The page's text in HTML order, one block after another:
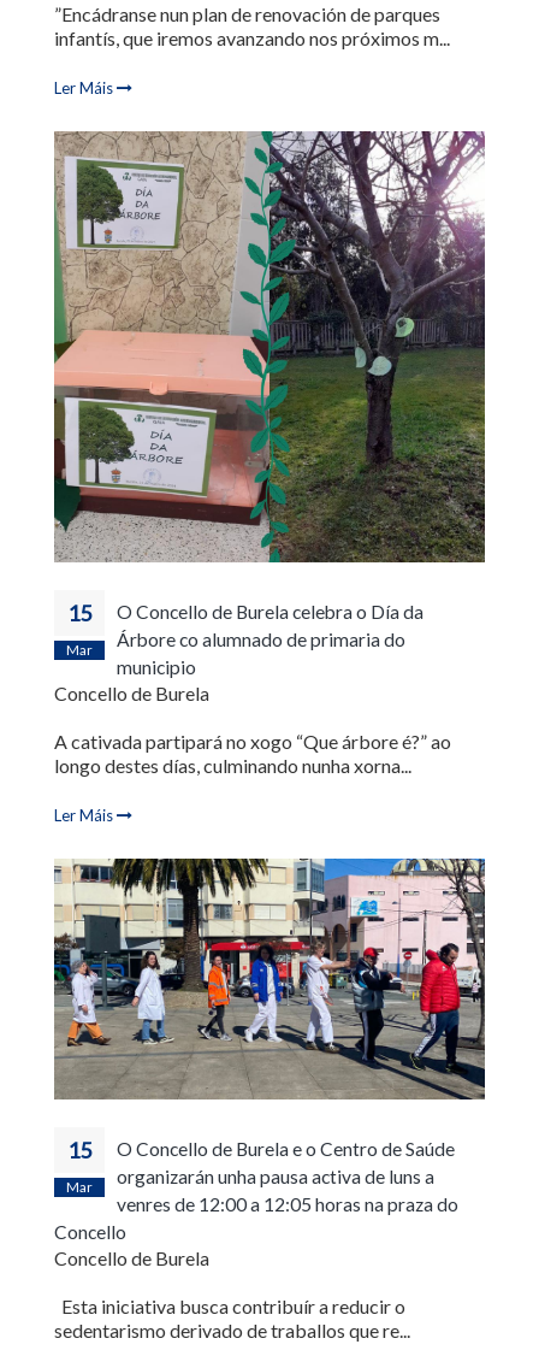
”Encádranse nun plan de renovación de parques
infantís, que iremos avanzando nos próximos m...
Ler Máis
15
Mar
O Concello de Burela celebra o Día da
Árbore co alumnado de primaria do
municipio
Concello de Burela
A cativada partipará no xogo “Que árbore é?” ao
longo destes días, culminando nunha xorna...
Ler Máis
15
Mar
O Concello de Burela e o Centro de Saúde
organizarán unha pausa activa de luns a
venres de 12:00 a 12:05 horas na praza do
Concello
Concello de Burela
Esta iniciativa busca contribuír a reducir o
sedentarismo derivado de traballos que re...